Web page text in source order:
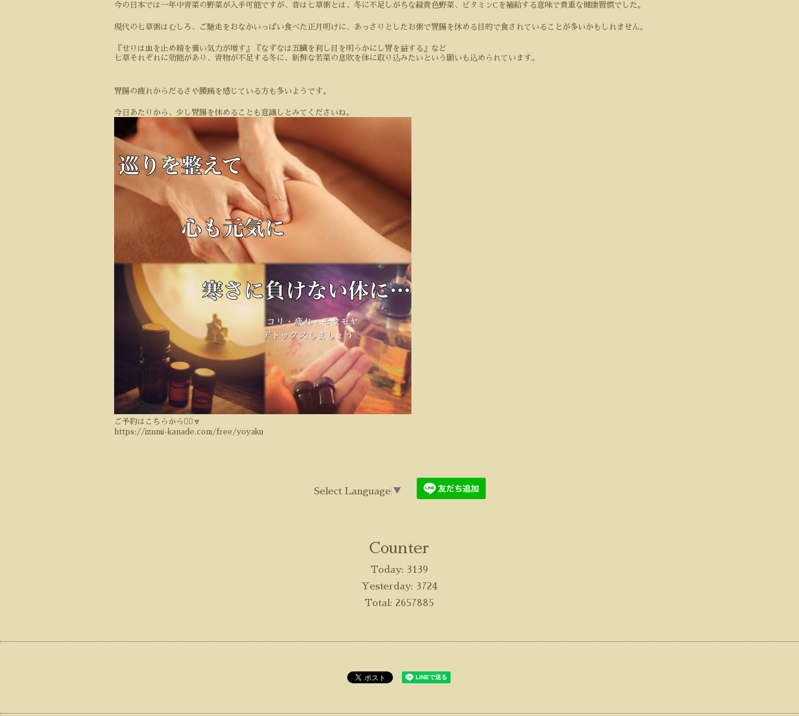
今の日本では一年中青菜の野菜が入手可能ですが、昔は七草粥とは、冬に不足しがちな緑黄色野菜、ビタミンC を補給する意味で貴重な健康習慣でした。
現代の七草粥はむしろ、ご馳走をおなかいっぱい食べた正月明けに、あっさりとしたお粥で胃腸を休める目的で食されていることが多いかもしれません。
『せりは血を止め精を養い気力が増す』『なずなは五臓を利し目を明らかにし胃を益する』など
七草それぞれに効能があり、青物が不足する冬に、新鮮な若菜の息吹を体に取り込みたいという願いも込められています。
胃腸の疲れからだるさや腰痛を感じている方も多いようです。
今日あたりから、少し胃腸を休めることも意識しとみてくださいね。
ご予約はこちらから💁‍♀️🔽
https://izumi-kanade.com/free/yoyaku
Select Language ▼
Counter
Today: 3139
Yesterday: 3724
Total: 2657885